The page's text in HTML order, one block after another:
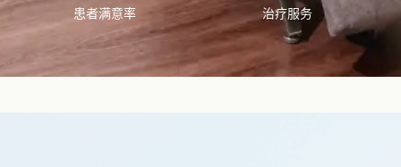
患者满意率 治疗服务